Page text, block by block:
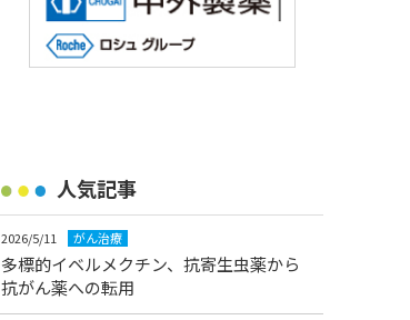
人気記事
2026/5/11 がん治療
多標的イベルメクチン、抗寄生虫薬から
抗がん薬への転用